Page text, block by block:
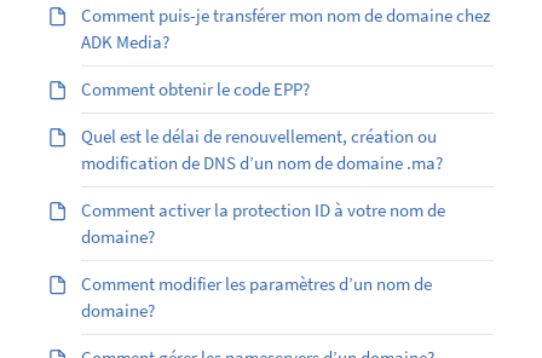
Comment puis-je transférer mon nom de domaine chez
ADK Media?
Comment obtenir le code EPP?
Quel est le délai de renouvellement, création ou
modification de DNS d’un nom de domaine .ma?
Comment activer la protection ID à votre nom de
domaine?
Comment modifier les paramètres d’un nom de
domaine?